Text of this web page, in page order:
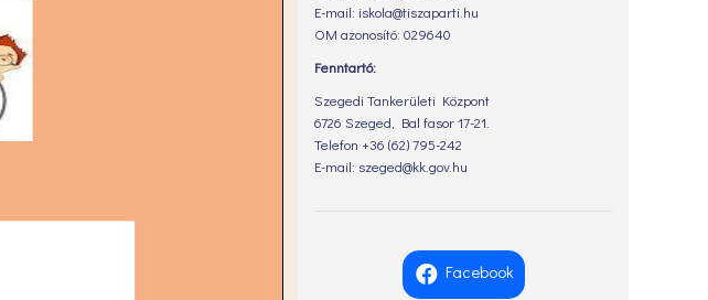
E-mail: iskola@tiszaparti.hu
OM azonosító: 029640
Fenntartó:
Szegedi Tankerületi Központ
6726 Szeged, Bal fasor 17-21.
Telefon +36 (62) 795-242
E-mail: szeged@kk.gov.hu
Facebook